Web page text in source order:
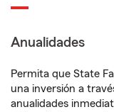
Anualidades
Permita que State
una inversión a
anualidades